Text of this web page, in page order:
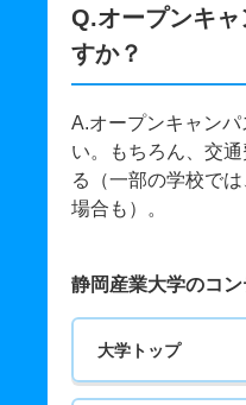
Q.オープンキャ
すか？
A.オープンキャン
い。もちろん、交
る（一部の学校で
場合も）。
静岡産業大学のコ
大学トップ